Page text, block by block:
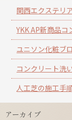
関西エクステリ
YKK AP新商品コ
ユニソン化粧ブ
コンクリート洗
人工芝の施工手
アーカイブ